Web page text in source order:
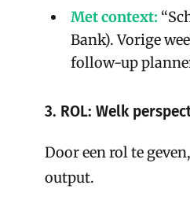
Met context:
Bank). Vorige
follow-up
3. ROL: Welk
Door een rol te
output.